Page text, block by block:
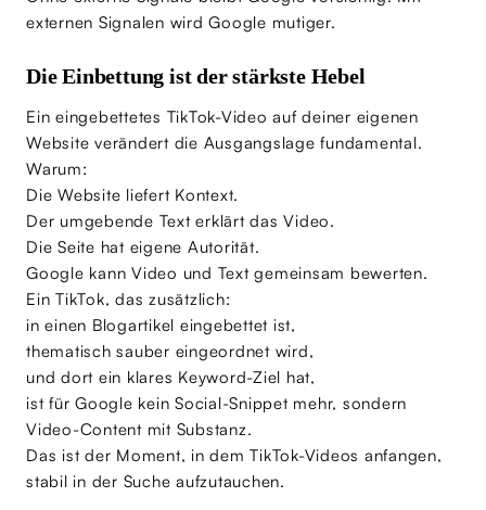
externen Signalen wird Google mutiger.
Die Einbettung ist der stärkste Hebel
Ein eingebettetes TikTok-Video auf deiner eigenen
Website verändert die Ausgangslage fundamental.
Warum:
Die Website liefert Kontext.
Der umgebende Text erklärt das Video.
Die Seite hat eigene Autorität.
Google kann Video und Text gemeinsam bewerten.
Ein TikTok, das zusätzlich:
in einen Blogartikel eingebettet ist,
thematisch sauber eingeordnet wird,
und dort ein klares Keyword-Ziel hat,
ist für Google kein Social-Snippet mehr, sondern
Video-Content mit Substanz.
Das ist der Moment, in dem TikTok-Videos anfangen,
stabil in der Suche aufzutauchen.